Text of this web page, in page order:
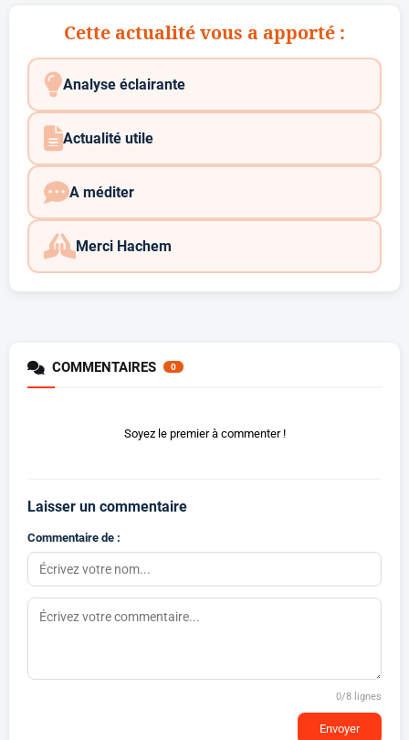
Cette actualité vous a apporté :
Analyse éclairante
Actualité utile
A méditer
Merci Hachem
COMMENTAIRES 0
Soyez le premier à commenter !
Laisser un commentaire
Commentaire de :
0/8 lignes
Envoyer